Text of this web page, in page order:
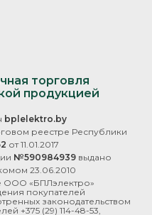
торговля
продукцией
bplelektro.by
реестре Республики
от 11.01.2017
№590984939выдано
23.06.2010
ООО «БПЛэлектро»
покупателей
законодательством
+375 (29) 114-48-53